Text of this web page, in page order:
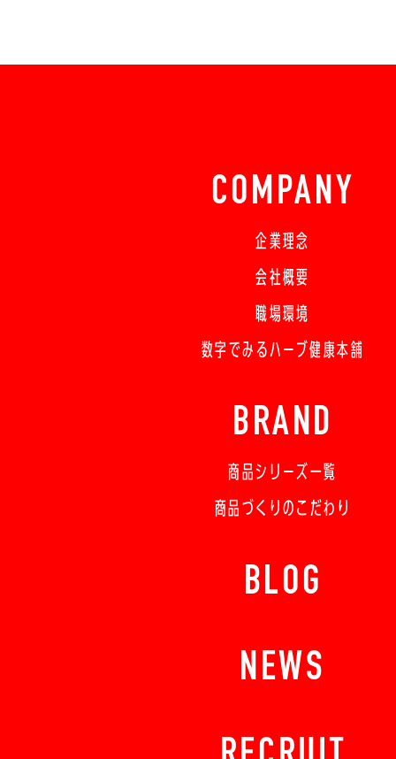
COMPANY
企業理念
会社概要
職場環境
数字でみるハーブ健康本舗
BRAND
商品シリーズ一覧
商品づくりのこだわり
BLOG
NEWS